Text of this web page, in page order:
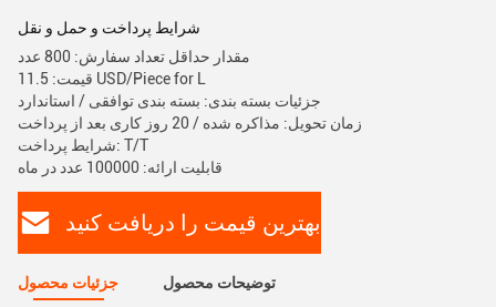
شرایط پرداخت و حمل و نقل
مقدار حداقل تعداد سفارش: 800 عدد
قیمت: 11.5 USD/Piece for L
جزئیات بسته بندی: بسته بندی توافقی / استاندارد
زمان تحویل: مذاکره شده / 20 روز کاری بعد از پرداخت
شرایط پرداخت: T/T
قابلیت ارائه: 100000 عدد در ماه
بهترین قیمت را دریافت کنید
جزئیات محصول توضیحات محصول